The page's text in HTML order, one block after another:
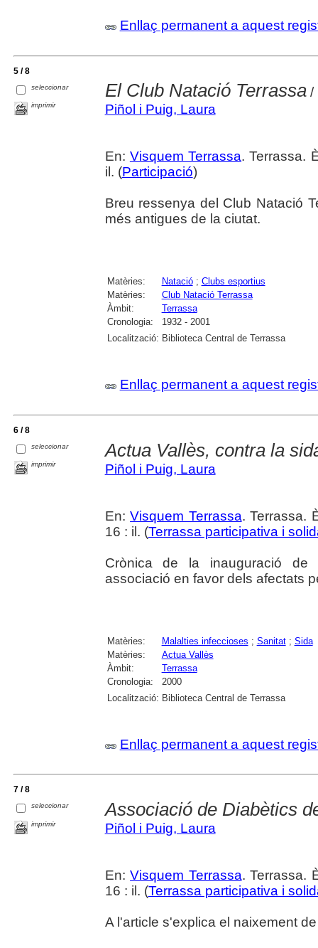
Enllaç permanent a aquest
5 / 8
seleccionar
imprimir
El Club Natació Terrassa/
Piñol i Puig, Laura
En: Visquem Terrassa. Terrassa.
il. (Participació)
Breu ressenya del Club Natació
més antigues de la ciutat.
Matèries: Natació; Clubs esportius
Matèries:
Club Natació Terrassa
Àmbit:
Terrassa
Cronologia:
1932 - 2001
Localització: Biblioteca Central de Terrassa
Enllaç permanent a aquest
6 / 8
seleccionar
imprimir
Actua Vallès, contra la
Piñol i Puig, Laura
En:Visquem Terrassa. Terrassa.
16 : il. (Terrassa participativa i
Crònica de la inauguració de
associació en favor dels afectats
Matèries: Malalties infeccioses ; Sanitat; Sida
Matèries:
Actua Vallès
Àmbit:
Terrassa
Cronologia:
2000
Localització: Biblioteca Central de Terrassa
Enllaç permanent a aquest
7 / 8
seleccionar
imprimir
Associació de Diabètics
Piñol i Puig, Laura
En:Visquem Terrassa. Terrassa.
16 : il. (Terrassa participativa i
A l'article s'explica el naixement